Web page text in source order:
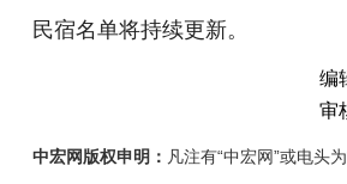
民宿名单将持续更新。
编
审
中宏网版权申明： 凡注有“中宏网”或电头